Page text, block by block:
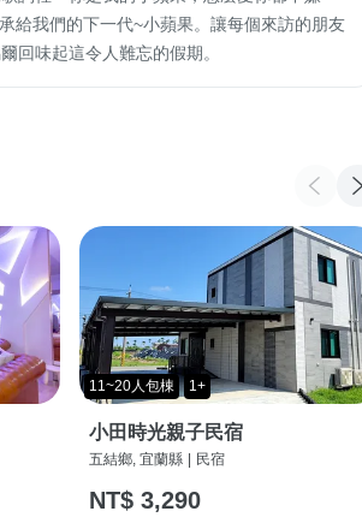
給我們的下一代~小蘋果。讓每個來訪的朋友
回味起這令人難忘的假期。
11~20人包棟 1+
小田時光親子民宿
五結鄉, 宜蘭縣 民宿
NT$ 3,290